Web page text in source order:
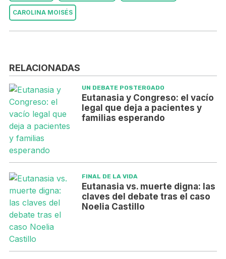
CAROLINA MOISÉS
RELACIONADAS
UN DEBATE POSTERGADO
Eutanasia y Congreso: el vacío
legal que deja a pacientes y
familias esperando
FINAL DE LA VIDA
Eutanasia vs. muerte digna: las
claves del debate tras el caso
Noelia Castillo